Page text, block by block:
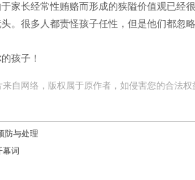
家长经常性贿赂而形成的狭隘价值观已经
。很多人都责怪孩子任性，但是他们都忽
孩子！
自网络，版权属于原作者，如侵害您的合法
防与处理
词